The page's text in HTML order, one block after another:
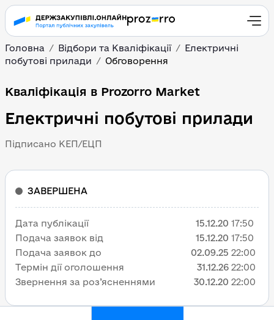
Головна Відбори та Кваліфікації
Електричні
побутові прилади
Обговорення
Кваліфікація в Prozorro Market
Електричні побутові прилади
Підписано КЕП/ЕЦП
ЗАВЕРШЕНА
Дата публікації 15.12.20 17:50
Подача заявок від
15.12.20 17:50
Подача заявок до
02.09.25 22:00
Термін дії оголошення
31.12.26 22:00
Звернення за роз’ясненнями
30.12.20 22:00